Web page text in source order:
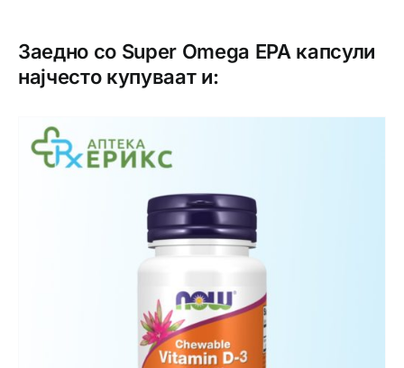
Заедно со Super Omega EPA капсули
најчесто купуваат и: